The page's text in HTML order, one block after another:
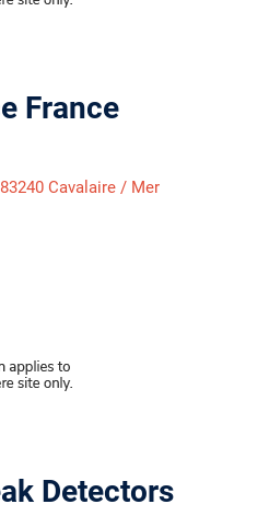
France
Cavalaire / Mer
Detectors
气体泄漏检测仪